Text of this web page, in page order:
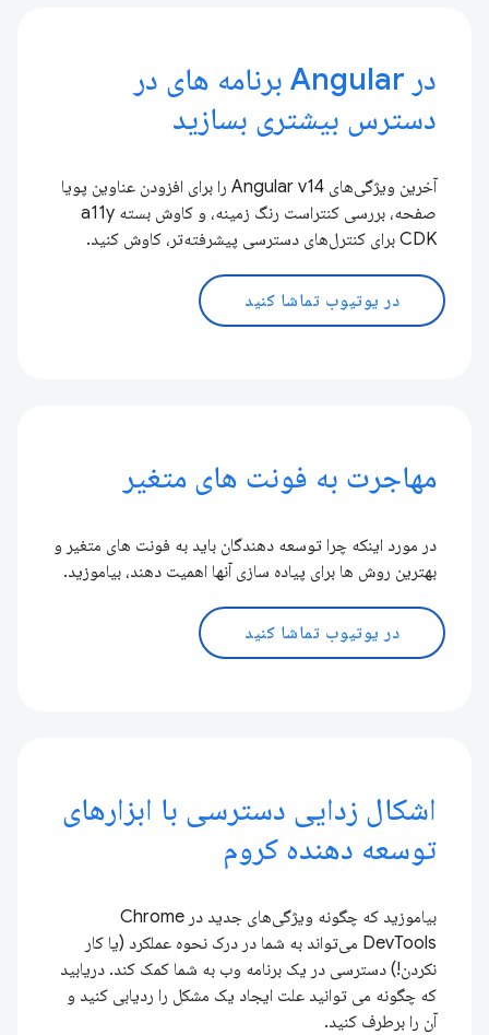
در Angular برنامه های در
دسترس بیشتری بسازید
آخرین ویژگی‌های Angular v14 را برای افزودن عناوین پویا
صفحه، بررسی کنتراست رنگ زمینه، و کاوش بسته a11y
CDK برای کنترل‌های دسترسی پیشرفته‌تر، کاوش کنید.
در یوتیوب تماشا کنید
مهاجرت به فونت های متغیر
در مورد اینکه چرا توسعه دهندگان باید به فونت های متغیر و
بهترین روش ها برای پیاده سازی آنها اهمیت دهند، بیاموزید.
در یوتیوب تماشا کنید
اشکال زدایی دسترسی با ابزارهای
توسعه دهنده کروم
بیاموزید که چگونه ویژگی‌های جدید در Chrome
DevTools می‌تواند به شما در درک نحوه عملکرد (یا کار
نکردن!) دسترسی در یک برنامه وب به شما کمک کند. دریابید
که چگونه می توانید علت ایجاد یک مشکل را ردیابی کنید و
آن را برطرف کنید.